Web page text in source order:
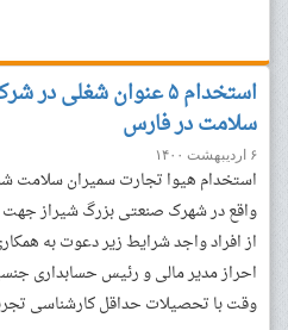
استخدام ۵ عنوان
سلامت در فارس
۶ اردیبهشت ۱۴۰۰
استخدام هیوا تجارت سمیران سلامت
واقع در شهرک صنعتی بزرگ شیراز جهت
از افراد واجد شرایط زیر دعوت به
احراز مدیر مالی و رئیس حسابداری
وقت با تحصیلات حداقل کارشناسی